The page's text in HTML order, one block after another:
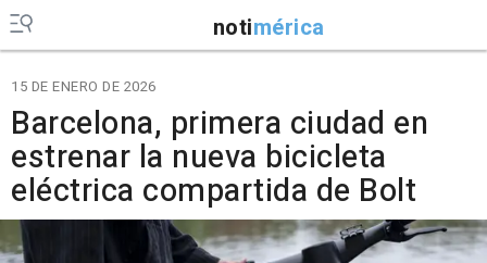
notimérica
15 DE ENERO DE 2026
Barcelona, primera ciudad en
estrenar la nueva bicicleta
eléctrica compartida de Bolt